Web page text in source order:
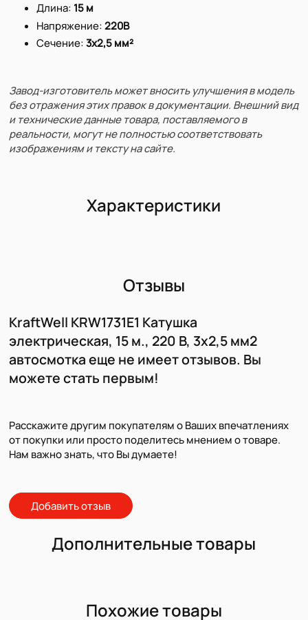
Длина: 15 м
Напряжение:220В
Сечение:3х2,5 мм²
Завод-изготовитель может вносить улучшения в модель
без отражения этих правок в документации. Внешний вид
и технические данные товара, поставляемого в
реальности, могут не полностью соответствовать
изображениям и тексту на сайте.
Характеристики
Отзывы
KraftWell KRW1731E1 Катушка
электрическая, 15 м., 220 В, 3х2,5 мм2
автосмотка еще не имеет отзывов. Вы
можете стать первым!
Расскажите другим покупателям о Ваших впечатлениях
от покупки или просто поделитесь мнением о товаре.
Нам важно знать, что Вы думаете!
Добавить отзыв
Дополнительные товары
Похожие товары